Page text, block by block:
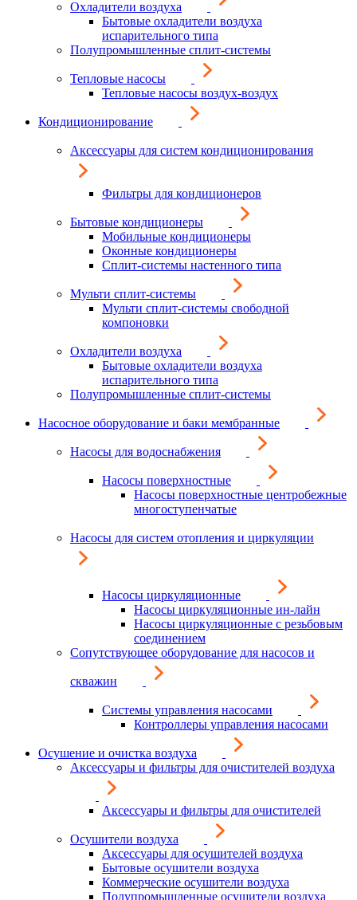
Охладители воздуха
Бытовые охладители воздуха
испарительного типа
Полупромышленные сплит-системы
Тепловые насосы
Тепловые насосы воздух-воздух
Кондиционирование
Аксессуары для систем кондиционирования
Фильтры для кондиционеров
Бытовые кондиционеры
Мобильные кондиционеры
Оконные кондиционеры
Сплит-системы настенного типа
Мульти сплит-системы
Мульти сплит-системы свободной
компоновки
Охладители воздуха
Бытовые охладители воздуха
испарительного типа
Полупромышленные сплит-системы
Насосное оборудование и баки мембранные
Насосы для водоснабжения
Насосы поверхностные
Насосы поверхностные центробежные
многоступенчатые
Насосы для систем отопления и циркуляции
Насосы циркуляционные
Насосы циркуляционные ин-лайн
Насосы циркуляционные с резьбовым
соединением
Сопутствующее оборудование для насосов и
скважин
Системы управления насосами
Контроллеры управления насосами
Осушение и очистка воздуха
Аксессуары и фильтры для очистителей воздуха
Аксессуары и фильтры для очистителей
Осушители воздуха
Аксессуары для осушителей воздуха
Бытовые осушители воздуха
Коммерческие осушители воздуха
Полупромышленные осушители воздуха